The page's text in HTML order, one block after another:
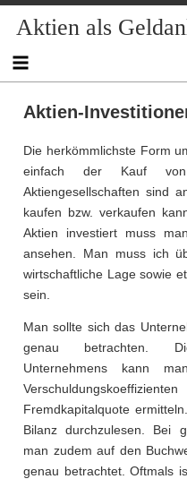
Aktien als
Aktien-
Die herkömmlichste Form
einfach der Kauf von
Aktiengesellschaften sind
kaufen bzw. verkaufen
Aktien investiert muss
ansehen. Man muss ich
wirtschaftliche Lage sowie
sein.
Man sollte sich das
genau betrachten.
Unternehmens kann
Fremdkapitalquote
Bilanz durchzulesen. Bei
man zudem auf den
genau betrachtet. Oftmals